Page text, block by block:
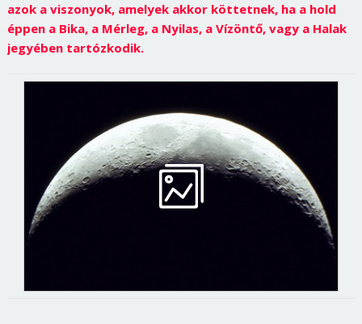
azok a viszonyok, amelyek akkor köttetnek, ha a hold
éppen a Bika, a Mérleg, a Nyilas, a Vízöntő, vagy a Halak
jegyében tartózkodik.